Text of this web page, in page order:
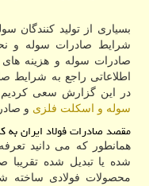
بسیاری از تولید کنندگان
شرایط صادرات سوله و
صادرات سوله و هزینه
اطلاعاتی راجع به شرایط
در این گزارش سعی کردیم
سوله و اسکلت فلزی و
مقصد صادرات فولاد ایران
همانطور که می دانید
شده یا تبدیل شده
محصولات فولادی ساخته